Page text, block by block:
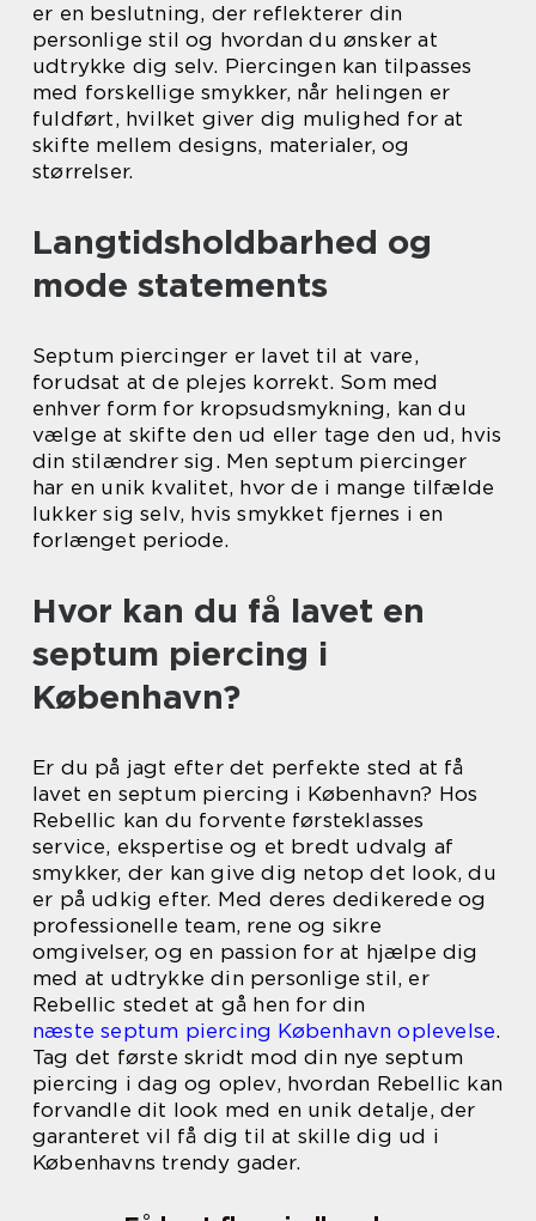
er en beslutning, der reflekterer din
personlige stil og hvordan du ønsker at
udtrykke dig selv. Piercingen kan tilpasses
med forskellige smykker, når helingen er
fuldført, hvilket giver dig mulighed for at
skifte mellem designs, materialer, og
størrelser.
Langtidsholdbarhed og
mode statements
Septum piercinger er lavet til at vare,
forudsat at de plejes korrekt. Som med
enhver form for kropsudsmykning, kan du
vælge at skifte den ud eller tage den ud, hvis
din stilændrer sig. Men septum piercinger
har en unik kvalitet, hvor de i mange tilfælde
lukker sig selv, hvis smykket fjernes i en
forlænget periode.
Hvor kan du få lavet en
septum piercing i
København?
Er du på jagt efter det perfekte sted at få
lavet en septum piercing i København? Hos
Rebellic kan du forvente førsteklasses
service, ekspertise og et bredt udvalg af
smykker, der kan give dig netop det look, du
er på udkig efter. Med deres dedikerede og
professionelle team, rene og sikre
omgivelser, og en passion for at hjælpe dig
med at udtrykke din personlige stil, er
Rebellic stedet at gå hen for din
næste septum piercing København oplevelse.
Tag det første skridt mod din nye septum
piercing i dag og oplev, hvordan Rebellic kan
forvandle dit look med en unik detalje, der
garanteret vil få dig til at skille dig ud i
Københavns trendy gader.